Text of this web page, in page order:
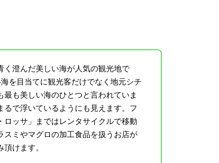
く澄んだ美しい海が人気の観光地で
を目当てに観光客だけでなく地元シチ
も美しい海のひとつと言われていま
で浮いているようにも見えます。フ
ッサ」まではレンタサイクルで移動
ミやマグロの加工食品を扱うお店が
けます。